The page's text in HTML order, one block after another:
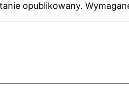
opublikowany.